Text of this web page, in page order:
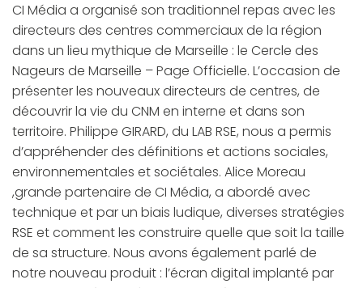
CI Média a organisé son traditionnel repas avec les
directeurs des centres commerciaux de la région
dans un lieu mythique de Marseille : le Cercle des
Nageurs de Marseille – Page Officielle. L’occasion de
présenter les nouveaux directeurs de centres, de
découvrir la vie du CNM en interne et dans son
territoire. Philippe GIRARD, du LAB RSE, nous a permis
d’appréhender des définitions et actions sociales,
environnementales et sociétales. Alice Moreau
,grande partenaire de CI Média, a abordé avec
technique et par un biais ludique, diverses stratégies
RSE et comment les construire quelle que soit la taille
de sa structure. Nous avons également parlé de
notre nouveau produit : l’écran digital implanté par